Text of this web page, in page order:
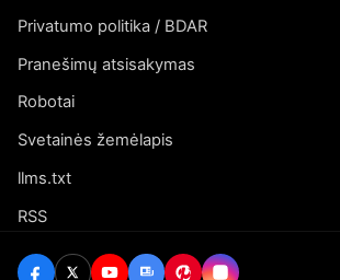
Privatumo politika / BDAR
Pranešimų atsisakymas
Robotai
Svetainės žemėlapis
llms.txt
RSS